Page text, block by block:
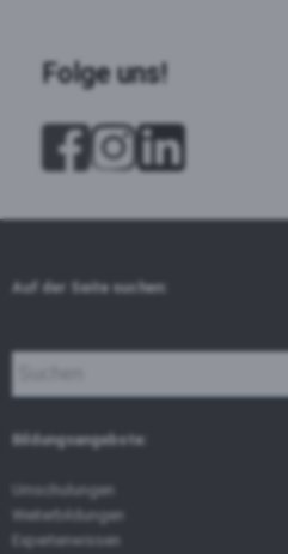
Folge uns!
Auf der Seite suchen:
Bildungsangebote:
Umschulungen
Weiterbildungen
Expertenwissen